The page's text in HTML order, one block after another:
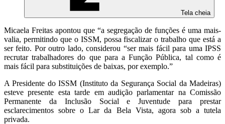
Tela cheia
Micaela Freitas apontou que “a segregação de funções é uma mais-
valia, permitindo que o ISSM, possa fiscalizar o trabalho que está a
ser feito. Por outro lado, considerou “ser mais fácil para uma IPSS
recrutar trabalhadores do que para a Função Pública, tal como é
mais fácil para substituições de baixas, por exemplo.”
A Presidente do ISSM (Instituto da Segurança Social da Madeiras)
esteve presente esta tarde em audição parlamentar na Comissão
Permanente da Inclusão Social e Juventude para prestar
esclarecimentos sobre o Lar da Bela Vista, agora sob a tutela
privada.